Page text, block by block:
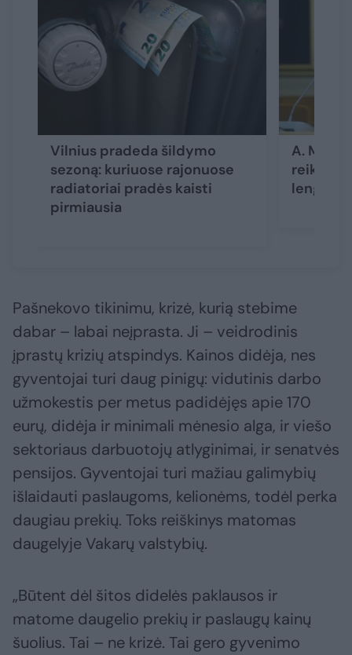
Vilnius pradeda šildymo
sezoną: kuriuose rajonuose
radiatoriai pradės kaisti
pirmiausia
A.
reiktų
Pašnekovo tikinimu, krizė, kurią stebime
dabar – labai neįprasta. Ji – veidrodinis
įprastų krizių atspindys. Kainos didėja, nes
gyventojai turi daug pinigų: vidutinis darbo
užmokestis per metus padidėjęs apie 170
eurų, didėja ir minimali mėnesio alga, ir viešo
sektoriaus darbuotojų atlyginimai, ir senatvės
pensijos. Gyventojai turi mažiau galimybių
išlaidauti paslaugoms, kelionėms, todėl perka
daugiau prekių. Toks reiškinys matomas
daugelyje Vakarų valstybių.
„Būtent dėl šitos didelės paklausos ir
matome daugelio prekių ir paslaugų kainų
šuolius. Tai – ne krizė. Tai gero gyvenimo